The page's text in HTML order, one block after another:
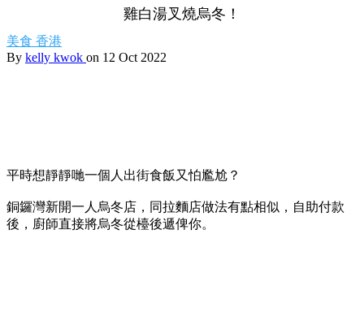
雞白湯叉燒烏冬！
美食 香港
By kelly kwok on 12 Oct 2022
平時想靜靜哋一個人出街食飯又怕尷尬？
銅鑼灣新開一人烏冬店，同拉麵店做法有點相似，自助付款
後，廚師直接將烏冬從檯後遞俾你。